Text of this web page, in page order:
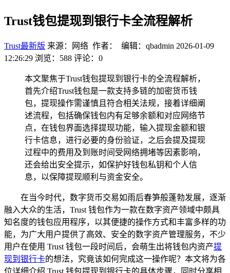
Trust钱包提现到银行卡全流程解析
Trust最新版 来源：网络 作者： 编辑：qbadmin 2026-01-09
12:26:29 浏览：588 评论：0
本文聚焦于Trust钱包提现到银行卡的全流程解析，
首先介绍Trust钱包是一款支持多链的加密货币钱
包，提现操作需谨慎且符合相关法规，接着详细阐
述流程，包括确保钱包内有足够余额和对应网络节
点，在钱包界面选择提现功能，输入提现金额和银
行卡信息，进行必要的身份验证，之后会提及提现
过程中的费用及到账时间受网络拥堵等因素影响，
还会给出安全提示，如保护好钱包私钥和个人信
息，以保障提现顺利与资金安全。
在当今时代，数字货币交易如雨后春笋般蓬勃发展，逐渐
融入大众的生活，Trust 钱包作为一款在数字资产领域中颇具
知名度的钱包应用程序，以其便捷的操作方式和丰富多样的功
能，为广大用户提供了高效、安全的数字资产管理服务，不少
用户在使用 Trust 钱包一段时间后，会萌生出将钱包内资产提
现到银行卡的想法，究竟该如何完成这一操作呢？本文将为各
位详细介绍 Trust 钱包提现到银行卡的具体步骤，同时分享相